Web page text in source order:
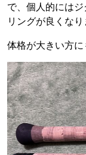
で、個人的には
リングが良くなり
体格が大きい方に